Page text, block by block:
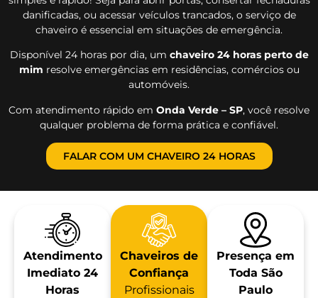
danificadas, ou acessar veículos trancados, o serviço de
chaveiro é essencial em situações de emergência.
Disponível 24 horas por dia, um chaveiro 24 horas perto de
mim resolve emergências em residências, comércios ou
automóveis.
Com atendimento rápido em Onda Verde – SP, você resolve
qualquer problema de forma prática e confiável.
FALAR COM UM CHAVEIRO 24 HORAS
Atendimento
Imediato 24
Horas
Chaveiros de
Confiança
Profissionais
Presença em
Toda São
Paulo